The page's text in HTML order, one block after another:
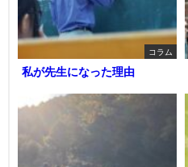
コラム
私が先生になった理由